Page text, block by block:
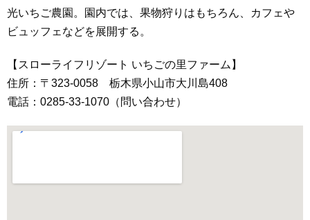
光いちご農園。園内では、果物狩りはもちろん、カフェや
ビュッフェなどを展開する。
【スローライフリゾート いちごの里ファーム】
住所：〒323-0058 栃木県小山市大川島408
電話：0285-33-1070（問い合わせ）